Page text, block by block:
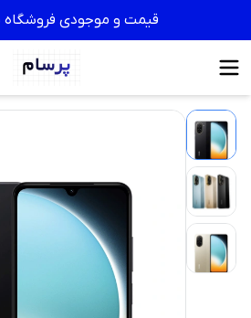
قیمت و موجودی فروشگاه